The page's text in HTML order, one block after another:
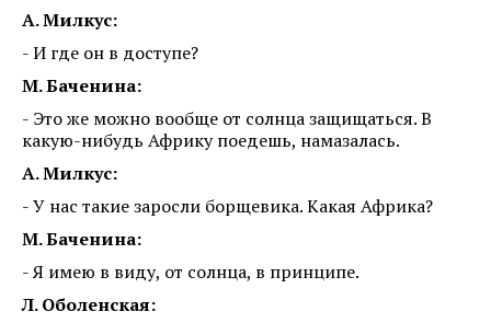
А. Милкус:
- И где он в доступе?
М. Баченина:
- Это же можно вообще от солнца защищаться. В
какую-нибудь Африку поедешь, намазалась.
А. Милкус:
- У нас такие заросли борщевика. Какая Африка?
М. Баченина:
- Я имею в виду, от солнца, в принципе.
Л. Оболенская: